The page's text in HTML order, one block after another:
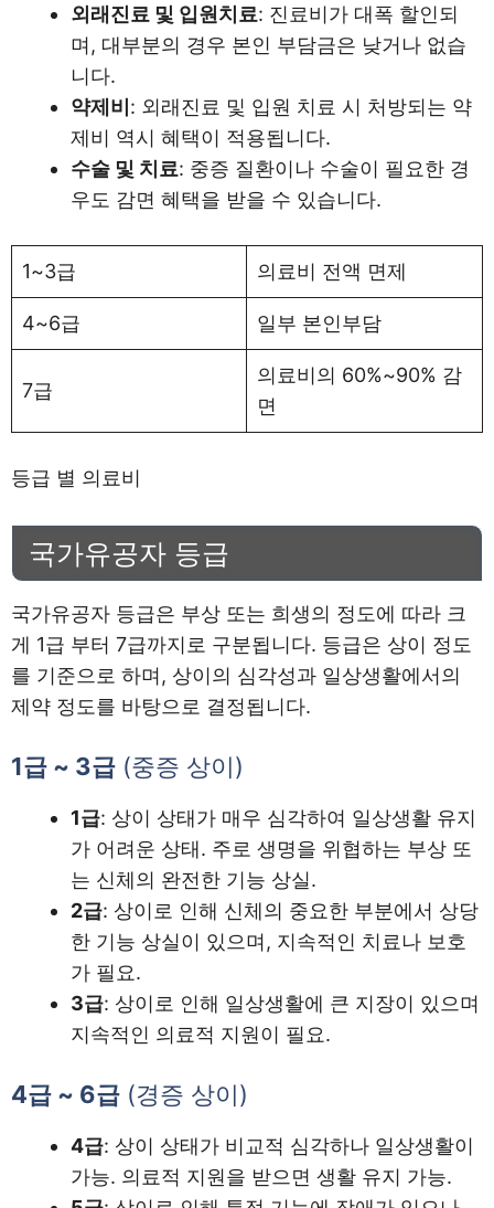
외래진료 및 입원치료: 진료비가 대폭 할인되
며, 대부분의 경우 본인 부담금은 낮거나 없습
니다.
약제비: 외래진료 및 입원 치료 시 처방되는 약
제비 역시 혜택이 적용됩니다.
수술 및 치료: 중증 질환이나 수술이 필요한 경
우도 감면 혜택을 받을 수 있습니다.
1~3급 의료비 전액 면제
4~6급 일부 본인부담
7급
의료비의 60%~90% 감
면
등급 별 의료비
국가유공자 등급
국가유공자 등급은 부상 또는 희생의 정도에 따라 크
게 1급 부터 7급까지로 구분됩니다. 등급은 상이 정도
를 기준으로 하며, 상이의 심각성과 일상생활에서의
제약 정도를 바탕으로 결정됩니다.
1급 ~ 3급 (중증 상이)
1급: 상이 상태가 매우 심각하여 일상생활 유지
가 어려운 상태. 주로 생명을 위협하는 부상 또
는 신체의 완전한 기능 상실.
2급: 상이로 인해 신체의 중요한 부분에서 상당
한 기능 상실이 있으며, 지속적인 치료나 보호
가 필요.
3급: 상이로 인해 일상생활에 큰 지장이 있으며
지속적인 의료적 지원이 필요.
4급 ~ 6급 (경증 상이)
4급: 상이 상태가 비교적 심각하나 일상생활이
가능. 의료적 지원을 받으면 생활 유지 가능.